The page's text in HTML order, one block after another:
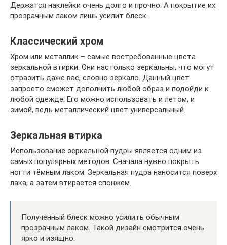
Держатся наклейки очень долго и прочно. А покрытие их
прозрачным лаком лишь усилит блеск.
Классический хром
Хром или металлик – самые востребованные цвета
зеркальной втирки. Они настолько зеркальны, что могут
отразить даже вас, словно зеркало. Данный цвет
запросто сможет дополнить любой образ и подойди к
любой одежде. Его можно использовать и летом, и
зимой, ведь металлический цвет универсальный.
Зеркальная втирка
Использование зеркальной пудры является одним из
самых популярных методов. Сначала нужно покрыть
ногти тёмным лаком. Зеркальная пудра наносится поверх
лака, а затем втирается спонжем.
Полученный блеск можно усилить обычным
прозрачным лаком. Такой дизайн смотрится очень
ярко и изящно.